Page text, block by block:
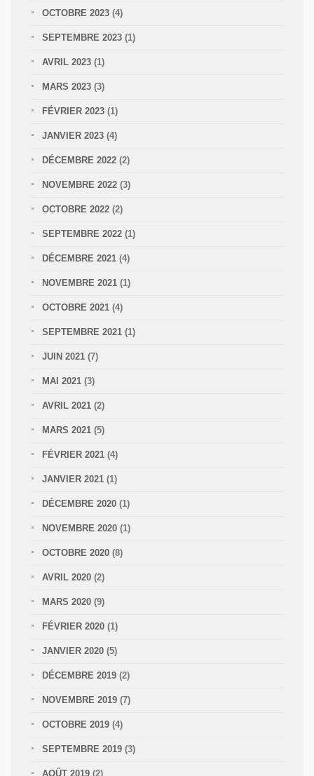
OCTOBRE 2023 (4)
SEPTEMBRE 2023 (1)
AVRIL 2023 (1)
MARS 2023 (3)
FÉVRIER 2023 (1)
JANVIER 2023 (4)
DÉCEMBRE 2022 (2)
NOVEMBRE 2022 (3)
OCTOBRE 2022 (2)
SEPTEMBRE 2022 (1)
DÉCEMBRE 2021 (4)
NOVEMBRE 2021 (1)
OCTOBRE 2021 (4)
SEPTEMBRE 2021 (1)
JUIN 2021 (7)
MAI 2021 (3)
AVRIL 2021 (2)
MARS 2021 (5)
FÉVRIER 2021 (4)
JANVIER 2021 (1)
DÉCEMBRE 2020 (1)
NOVEMBRE 2020 (1)
OCTOBRE 2020 (8)
AVRIL 2020 (2)
MARS 2020 (9)
FÉVRIER 2020 (1)
JANVIER 2020 (5)
DÉCEMBRE 2019 (2)
NOVEMBRE 2019 (7)
OCTOBRE 2019 (4)
SEPTEMBRE 2019 (3)
AOÛT 2019 (2)